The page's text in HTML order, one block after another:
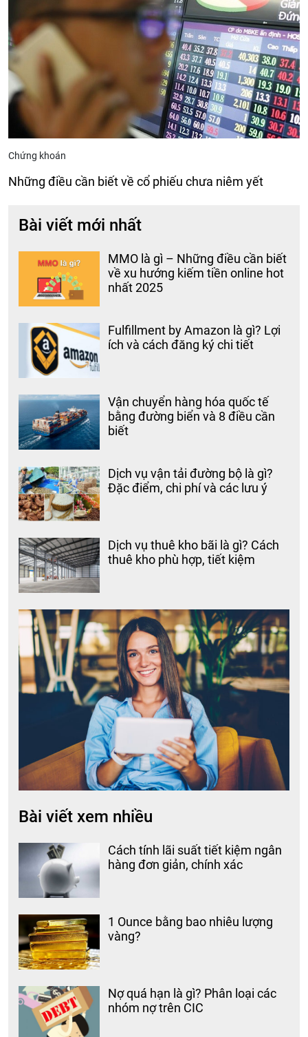
Chứng khoán
Những điều cần biết về cổ phiếu chưa niêm yết
Bài viết mới nhất
MMO là gì – Những điều cần biết
về xu hướng kiếm tiền online hot
nhất 2025
Fulfillment by Amazon là gì? Lợi
ích và cách đăng ký chi tiết
Vận chuyển hàng hóa quốc tế
bằng đường biển và 8 điều cần
biết
Dịch vụ vận tải đường bộ là gì?
Đặc điểm, chi phí và các lưu ý
Dịch vụ thuê kho bãi là gì? Cách
thuê kho phù hợp, tiết kiệm
Bài viết xem nhiều
Cách tính lãi suất tiết kiệm ngân
hàng đơn giản, chính xác
1 Ounce bằng bao nhiêu lượng
vàng?
Nợ quá hạn là gì? Phân loại các
nhóm nợ trên CIC